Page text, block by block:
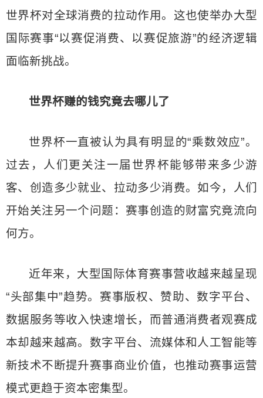
世界杯对全球消费的拉动作用。这也使举办大型
国际赛事“以赛促消费、以赛促旅游”的经济逻辑
面临新挑战。
世界杯赚的钱究竟去哪儿了
世界杯一直被认为具有明显的“乘数效应”。
过去，人们更关注一届世界杯能够带来多少游
客、创造多少就业、拉动多少消费。如今，人们
开始关注另一个问题：赛事创造的财富究竟流向
何方。
近年来，大型国际体育赛事营收越来越呈现
“头部集中”趋势。赛事版权、赞助、数字平台、
数据服务等收入快速增长，而普通消费者观赛成
本却越来越高。数字平台、流媒体和人工智能等
新技术不断提升赛事商业价值，也推动赛事运营
模式更趋于资本密集型。